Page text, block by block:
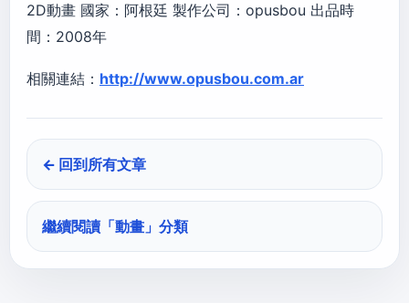
2D動畫 國家：阿根廷 製作公司：opusbou 出品時
間：2008年
相關連結： http://www.opusbou.com.ar
← 回到所有文章
繼續閱讀「動畫 」分類